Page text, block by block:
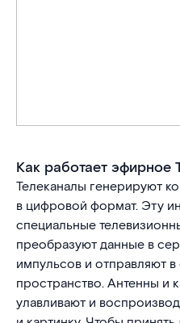
Как работает эфирное
Телеканалы генерируют
в цифровой формат. Эту
специальные
преобразуют данные в
импульсов и отправляют
пространство. Антенны и
улавливают и